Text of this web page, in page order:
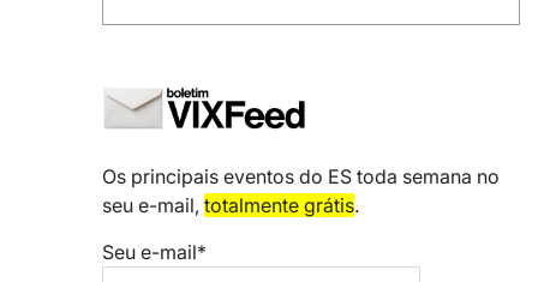
Os principais eventos do ES toda semana no
seu e-mail, totalmente grátis.
Seu e-mail*